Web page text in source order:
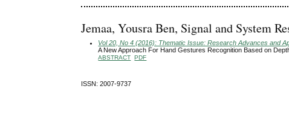
Jemaa, Yousra Ben, Signal and System
Vol 20, No 4 (2016): Thematic Issue: Research Advances and
A New Approach For Hand Gestures Recognition Based on
ABSTRACT PDF
ISSN: 2007-9737